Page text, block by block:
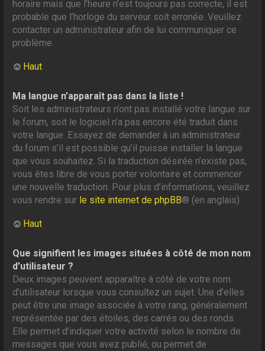
horaire mais que l’heure n’est toujours pas correcte, il est
probable que l’horloge du serveur soit erronée. Veuillez
contacter un administrateur afin de lui communiquer ce
problème.
Haut
Ma langue n’apparaît pas dans la liste !
Soit les administrateurs n’ont pas installé votre langue sur
le forum, soit le logiciel n’a pas encore été traduit dans
votre langue. Essayez de demander à un administrateur
du forum s’il est possible qu’il puisse installer la langue
que vous souhaitez. Si la traduction désirée n’existe pas,
vous êtes libre de vous porter volontaire et commencer
une nouvelle traduction. Pour plus d’informations, veuillez
vous rendre sur le site internet de phpBB® (en anglais).
Haut
Que signifient les images situées à côté de mon nom
d’utilisateur ?
Deux images peuvent apparaître à côté de votre nom
d’utilisateur lorsque vous consultez un sujet. Une d’elles
peut être une image associée à votre rang, généralement
représentée par des étoiles, des carrés ou des ronds.
Elle permet d’indiquer votre activité selon le nombre de
messages que vous avez publié, ou permet de